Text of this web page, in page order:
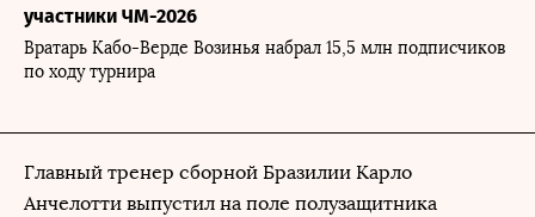
участники ЧМ-2026
Вратарь Кабо-Верде Возинья набрал 15,5 млн подписчиков
по ходу турнира
Главный тренер сборной Бразилии Карло
Анчелотти выпустил на поле полузащитника